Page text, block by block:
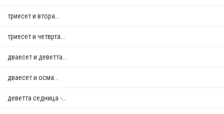
триесет и втора...
триесет и четврта...
дваесет и деветта...
дваесет и осма...
деветта седница -...